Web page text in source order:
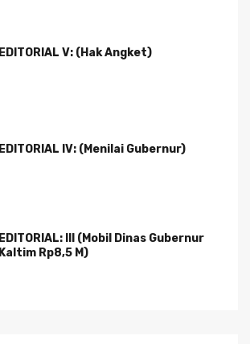
EDITORIAL V: (Hak Angket)
EDITORIAL IV: (Menilai Gubernur)
EDITORIAL: III (Mobil Dinas Gubernur
Kaltim Rp8,5 M)